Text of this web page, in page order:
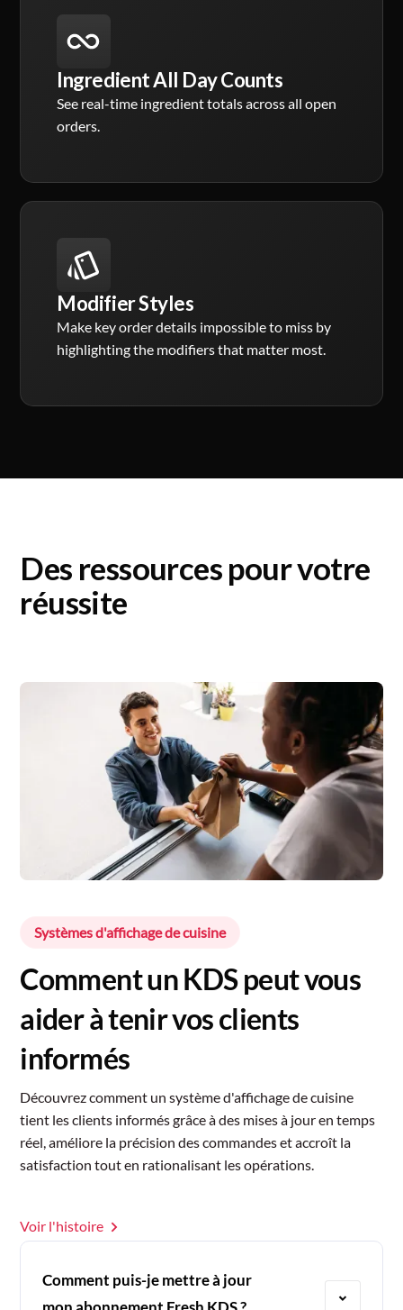
Ingredient All Day Counts
See real-time ingredient totals across all open
orders.
Modifier Styles
Make key order details impossible to miss by
highlighting the modifiers that matter most.
Des ressources pour votre
réussite
Systèmes d'affichage de cuisine
Comment un KDS peut vous
aider à tenir vos clients
informés
Découvrez comment un système d'affichage de cuisine
tient les clients informés grâce à des mises à jour en temps
réel, améliore la précision des commandes et accroît la
satisfaction tout en rationalisant les opérations.
Voir l'histoire
Comment puis-je mettre à jour